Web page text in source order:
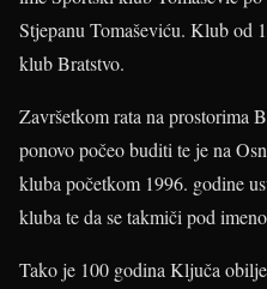
Stjepanu Tomaševiću. Klub od
klub Bratstvo.
Završetkom rata na prostorima
ponovo počeo buditi te je na
kluba početkom 1996. godine
kluba te da se takmiči pod
Tako je 100 godina Ključa